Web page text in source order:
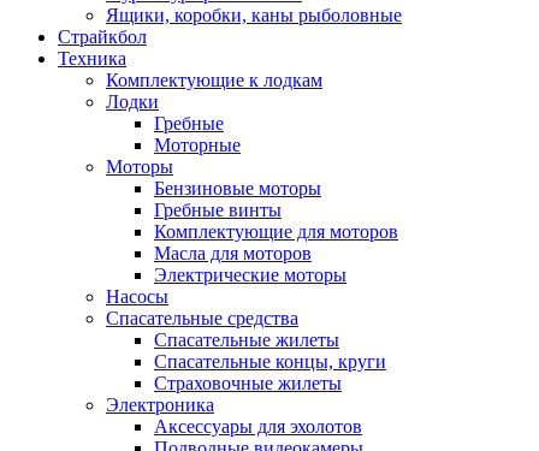
Ящики, коробки, каны рыболовные
Страйкбол
Техника
Комплектующие к лодкам
Лодки
Гребные
Моторные
Моторы
Бензиновые моторы
Гребные винты
Комплектующие для моторов
Масла для моторов
Электрические моторы
Насосы
Спасательные средства
Спасательные жилеты
Спасательные концы, круги
Страховочные жилеты
Электроника
Аксессуары для эхолотов